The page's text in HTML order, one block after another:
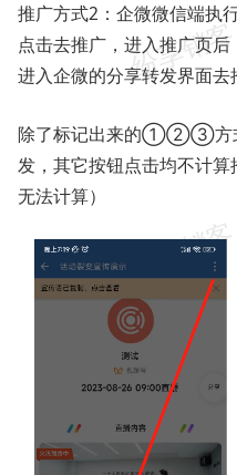
推广方式2：企微微信端执
点击去推广，进入推广页后
进入企微的分享转发界面去
除了标记出来的①②③方式
发，其它按钮点击均不计算
无法计算）